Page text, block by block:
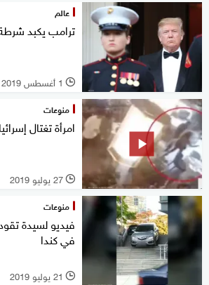
عالم
ترامب يكبد
l 1 أغسطس 2019
منوعات
امرأة تغتال
l 27 يوليو 2019
منوعات
فيديو لسيدة
في كندا
l 21 يوليو 2019